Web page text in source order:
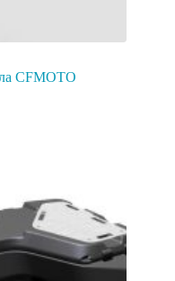
CFMOTO